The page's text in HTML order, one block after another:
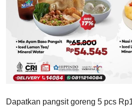
Dapatkan pangsit goreng 5 pcs